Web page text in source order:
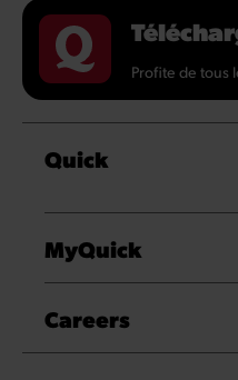
Profite de tous
Quick
MyQuick
Careers